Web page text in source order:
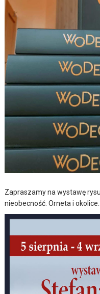
Zapraszamy na wystawę
nieobecność. Orneta i